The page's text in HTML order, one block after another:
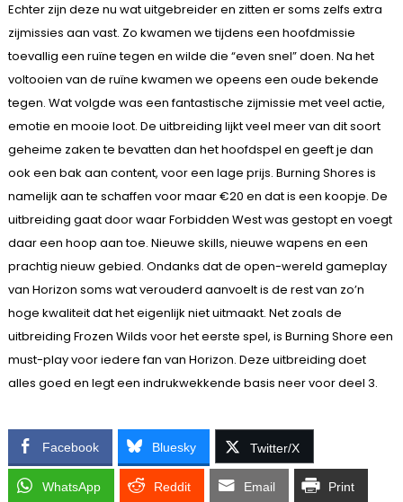
Echter zijn deze nu wat uitgebreider en zitten er soms zelfs extra
zijmissies aan vast. Zo kwamen we tijdens een hoofdmissie
toevallig een ruïne tegen en wilde die “even snel” doen. Na het
voltooien van de ruïne kwamen we opeens een oude bekende
tegen. Wat volgde was een fantastische zijmissie met veel actie,
emotie en mooie loot. De uitbreiding lijkt veel meer van dit soort
geheime zaken te bevatten dan het hoofdspel en geeft je dan
ook een bak aan content, voor een lage prijs. Burning Shores is
namelijk aan te schaffen voor maar €20 en dat is een koopje. De
uitbreiding gaat door waar Forbidden West was gestopt en voegt
daar een hoop aan toe. Nieuwe skills, nieuwe wapens en een
prachtig nieuw gebied. Ondanks dat de open-wereld gameplay
van Horizon soms wat verouderd aanvoelt is de rest van zo’n
hoge kwaliteit dat het eigenlijk niet uitmaakt. Net zoals de
uitbreiding Frozen Wilds voor het eerste spel, is Burning Shore een
must-play voor iedere fan van Horizon. Deze uitbreiding doet
alles goed en legt een indrukwekkende basis neer voor deel 3.
Facebook Bluesky Twitter/X
WhatsApp Reddit Email Print